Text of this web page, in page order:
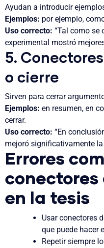
Ayudan a introducir
Ejemplos: por ejemplo,
Uso correcto: “Tal como se
experimental mostró
5.
o cierre
Sirven para cerrar
Ejemplos: en resumen, en
cerrar.
Uso correcto: “En
mejoró significativamente
Errores
en la tesis
Usar conectores
que puede hacer
Repetir siempre